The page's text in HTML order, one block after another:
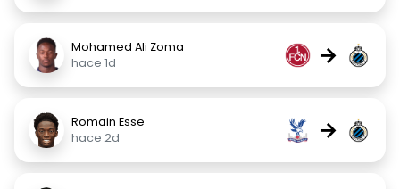
Mohamed Ali Zoma
hace 1d
→
Romain Esse
hace 2d
→